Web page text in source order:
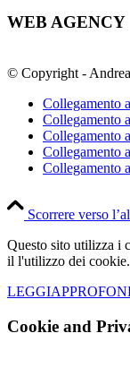
WEB AGENCY
© Copyright -
Collegamento
Collegamento
Collegamento
Collegamento
Collegamento
Scorrere verso
Questo sito utilizza i
il l'utilizzo dei cookie.
LEGGI
Cookie and